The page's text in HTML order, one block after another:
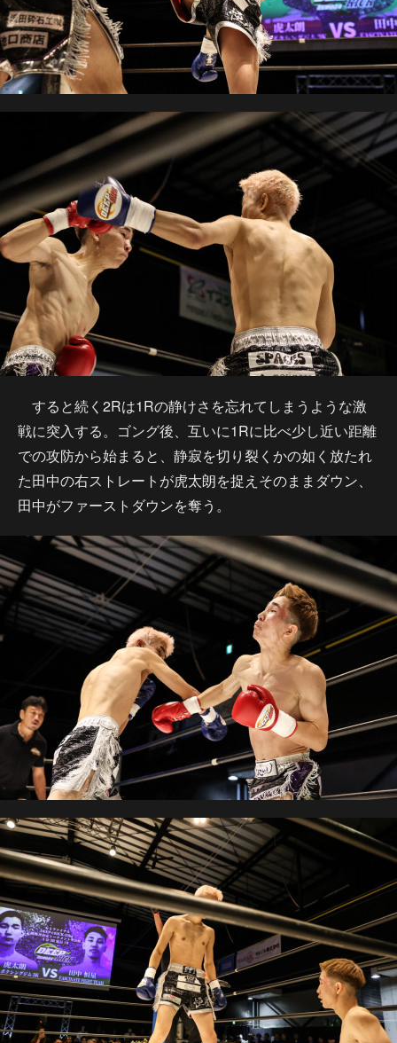
すると続く2Rは1Rの静けさを忘れてしまうような激
戦に突入する。ゴング後、互いに1Rに比べ少し近い距離
での攻防から始まると、静寂を切り裂くかの如く放たれ
た田中の右ストレートが虎太朗を捉えそのままダウン、
田中がファーストダウンを奪う。